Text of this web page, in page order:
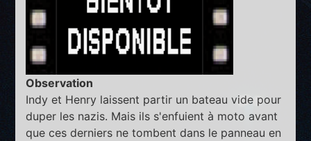
Observation
Indy et Henry laissent partir un bateau vide pour
duper les nazis. Mais ils s'enfuient à moto avant
que ces derniers ne tombent dans le panneau en